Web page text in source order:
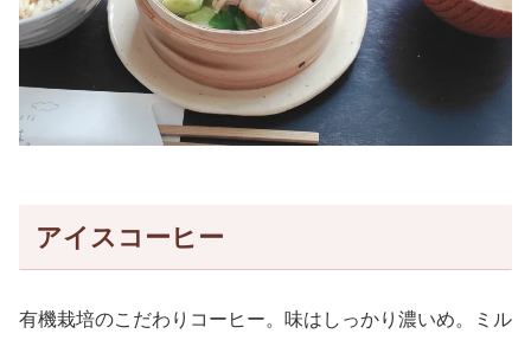
アイスコーヒー
有機栽培のこだわりコーヒー。味はしっかり濃いめ。ミル